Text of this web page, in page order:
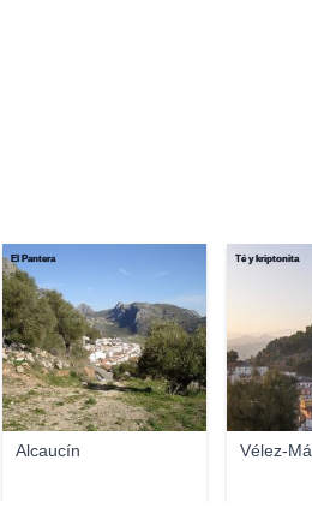
Alcaucín
El Pantera
Vélez-
Té y kriptonita